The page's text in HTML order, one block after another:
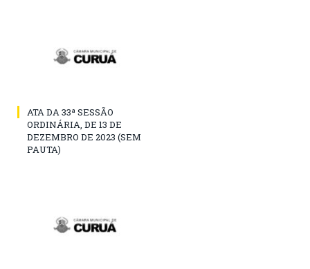
ATA DA 33ª SESSÃO
ORDINÁRIA, DE 13 DE
DEZEMBRO DE 2023 (SEM
PAUTA)